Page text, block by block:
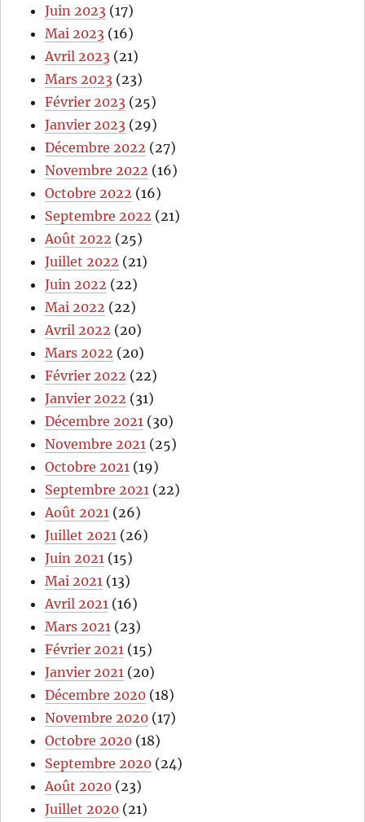
Juin 2023 (17)
Mai 2023 (16)
Avril 2023 (21)
Mars 2023 (23)
Février 2023 (25)
Janvier 2023 (29)
Décembre 2022 (27)
Novembre 2022 (16)
Octobre 2022 (16)
Septembre 2022 (21)
Août 2022 (25)
Juillet 2022 (21)
Juin 2022 (22)
Mai 2022 (22)
Avril 2022 (20)
Mars 2022 (20)
Février 2022 (22)
Janvier 2022 (31)
Décembre 2021 (30)
Novembre 2021 (25)
Octobre 2021 (19)
Septembre 2021 (22)
Août 2021 (26)
Juillet 2021 (26)
Juin 2021 (15)
Mai 2021 (13)
Avril 2021 (16)
Mars 2021 (23)
Février 2021 (15)
Janvier 2021 (20)
Décembre 2020 (18)
Novembre 2020 (17)
Octobre 2020 (18)
Septembre 2020 (24)
Août 2020 (23)
Juillet 2020 (21)